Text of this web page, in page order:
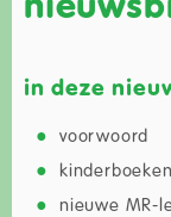
in deze
voorwoord
nieuwe MR-